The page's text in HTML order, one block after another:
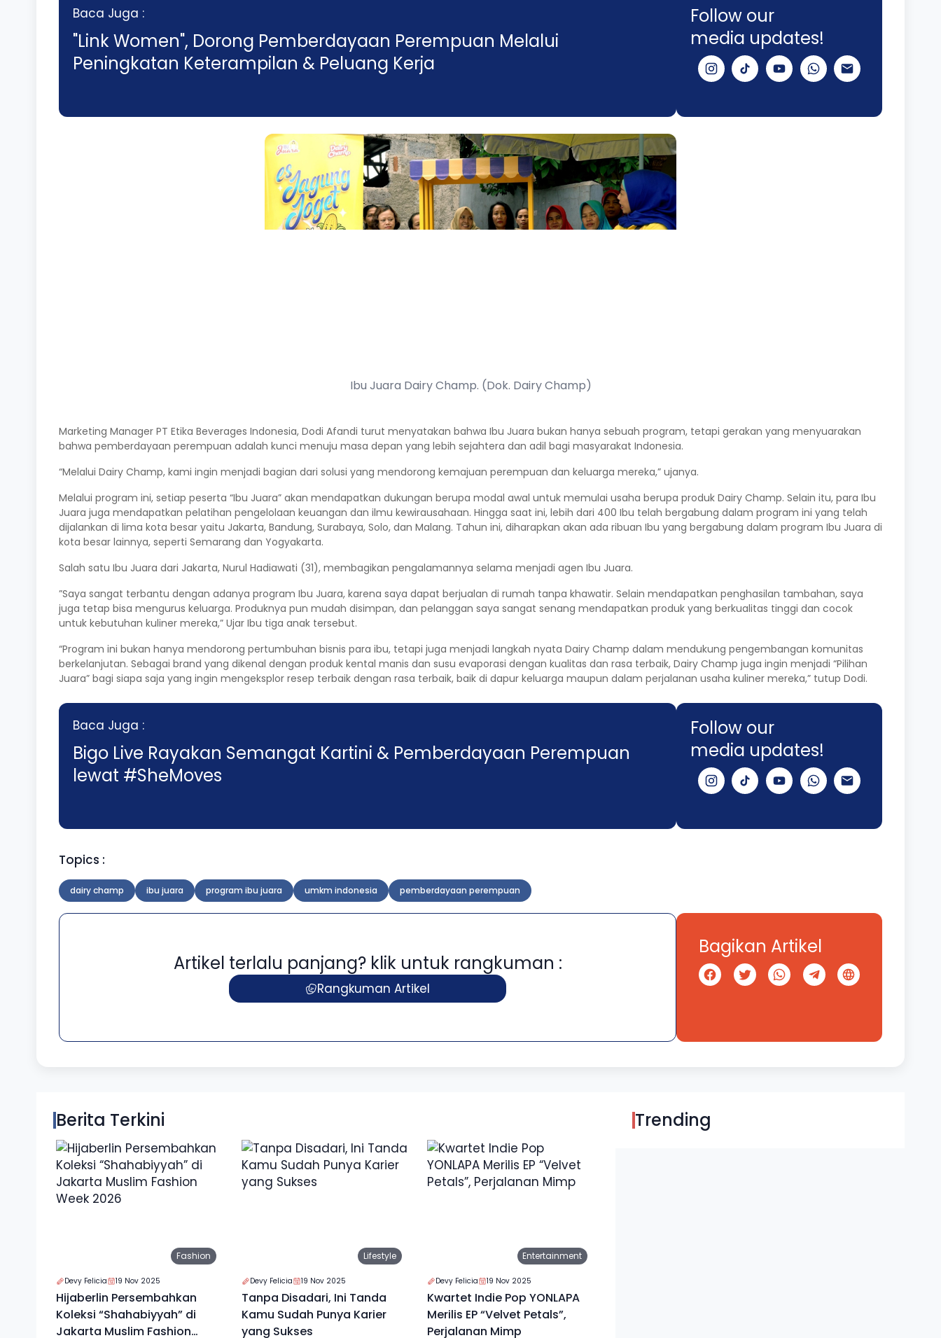
Baca Juga :
"Link Women", Dorong Pemberdayaan Perempuan Melalui
Peningkatan Keterampilan & Peluang Kerja
Follow our
media updates!
Ibu Juara Dairy Champ. (Dok. Dairy Champ)
Marketing Manager PT Etika Beverages Indonesia, Dodi Afandi turut menyatakan bahwa Ibu Juara bukan hanya sebuah program, tetapi gerakan yang menyuarakan
bahwa pemberdayaan perempuan adalah kunci menuju masa depan yang lebih sejahtera dan adil bagi masyarakat Indonesia.
“Melalui Dairy Champ, kami ingin menjadi bagian dari solusi yang mendorong kemajuan perempuan dan keluarga mereka,” ujanya.
Melalui program ini, setiap peserta “Ibu Juara” akan mendapatkan dukungan berupa modal awal untuk memulai usaha berupa produk Dairy Champ. Selain itu, para Ibu
Juara juga mendapatkan pelatihan pengelolaan keuangan dan ilmu kewirausahaan. Hingga saat ini, lebih dari 400 Ibu telah bergabung dalam program ini yang telah
dijalankan di lima kota besar yaitu Jakarta, Bandung, Surabaya, Solo, dan Malang. Tahun ini, diharapkan akan ada ribuan Ibu yang bergabung dalam program Ibu Juara di
kota besar lainnya, seperti Semarang dan Yogyakarta.
Salah satu Ibu Juara dari Jakarta, Nurul Hadiawati (31), membagikan pengalamannya selama menjadi agen Ibu Juara.
”Saya sangat terbantu dengan adanya program Ibu Juara, karena saya dapat berjualan di rumah tanpa khawatir. Selain mendapatkan penghasilan tambahan, saya
juga tetap bisa mengurus keluarga. Produknya pun mudah disimpan, dan pelanggan saya sangat senang mendapatkan produk yang berkualitas tinggi dan cocok
untuk kebutuhan kuliner mereka,” Ujar Ibu tiga anak tersebut.
“Program ini bukan hanya mendorong pertumbuhan bisnis para ibu, tetapi juga menjadi langkah nyata Dairy Champ dalam mendukung pengembangan komunitas
berkelanjutan. Sebagai brand yang dikenal dengan produk kental manis dan susu evaporasi dengan kualitas dan rasa terbaik, Dairy Champ juga ingin menjadi “Pilihan
Juara” bagi siapa saja yang ingin mengeksplor resep terbaik dengan rasa terbaik, baik di dapur keluarga maupun dalam perjalanan usaha kuliner mereka,” tutup Dodi.
Baca Juga :
Bigo Live Rayakan Semangat Kartini & Pemberdayaan Perempuan
lewat #SheMoves
Follow our
media updates!
Topics :
dairy champ ibu juara program ibu juara umkm indonesia pemberdayaan perempuan
Artikel terlalu panjang? klik untuk rangkuman :
Rangkuman Artikel
Bagikan Artikel
Berita Terkini
Fashion
Devy Felicia 19 Nov 2025
Hijaberlin Persembahkan
Koleksi “Shahabiyyah” di
Jakarta Muslim Fashion
Lifestyle
Devy Felicia 19 Nov 2025
Tanpa Disadari, Ini Tanda
Kamu Sudah Punya Karier
yang Sukses
Entertainment
Devy Felicia 19 Nov 2025
Kwartet Indie Pop YONLAPA
Merilis EP “Velvet Petals”,
Perjalanan Mimp
Trending